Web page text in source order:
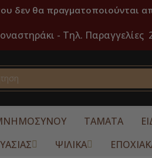
δεν θα πραγματοποιούνται
- Τηλ. Παραγγελίες
ΤΑΜΑΤΑ
ΨΙΛΙΚΑ